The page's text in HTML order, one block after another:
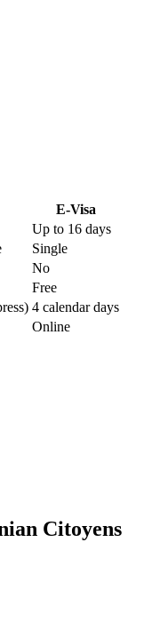
E-Visa
Up to 16 days
Single
No
Free
4 calendar days
Online
Citoyens